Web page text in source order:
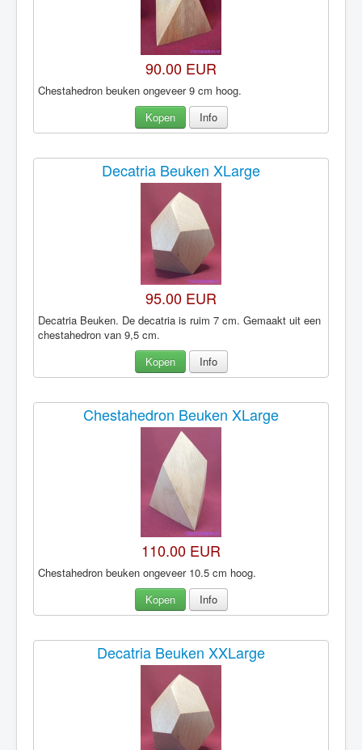
90.00 EUR
Chestahedron beuken ongeveer 9 cm hoog.
Kopen
Info
Decatria Beuken XLarge
95.00 EUR
Decatria Beuken. De decatria is ruim 7 cm. Gemaakt uit een
chestahedron van 9,5 cm.
Kopen
Info
Chestahedron Beuken XLarge
110.00 EUR
Chestahedron beuken ongeveer 10.5 cm hoog.
Kopen
Info
Decatria Beuken XXLarge